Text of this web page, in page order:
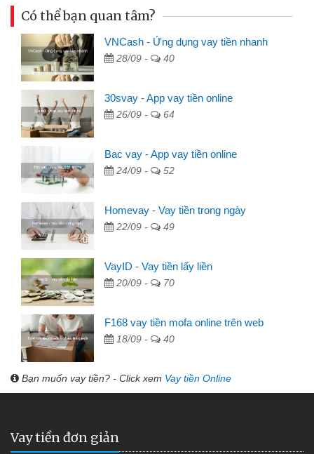
Có thể bạn quan tâm?
VNCash - Ứng dụng vay tiền nhanh
28/09 - 40
30svay - App vay tiền online
26/09 - 64
Bac vay - App vay tiền online
24/09 - 52
Homevay - Vay tiền trong ngày
22/09 - 49
VayID - Vay tiền lấy liền
20/09 - 70
F168 vay tiền mofa online trên web
18/09 - 40
Bạn muốn vay tiền? - Click xem Vay tiền Online
Vay tiền đơn giản